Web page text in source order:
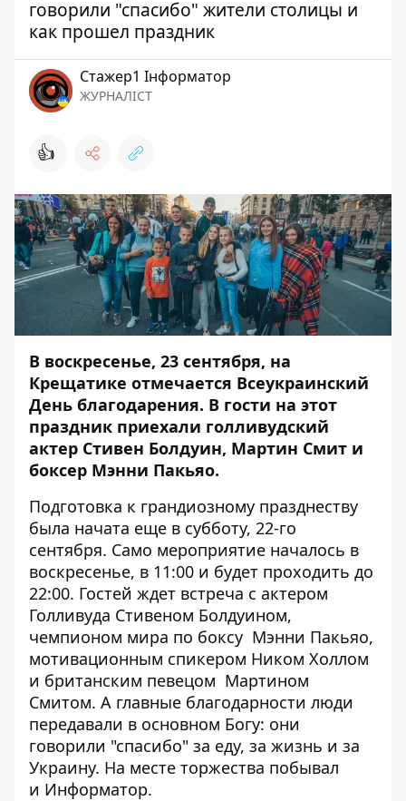
говорили "спасибо" жители столицы и
как прошел праздник
Стажер1 Інформатор
ЖУРНАЛІСТ
👍
В воскресенье, 23 сентября, на
Крещатике отмечается Всеукраинский
День благодарения. В гости на этот
праздник приехали голливудский
актер Стивен Болдуин, Мартин Смит и
боксер Мэнни Пакьяо.
Подготовка к грандиозному празднеству
была начата еще в субботу, 22-го
сентября. Само мероприятие началось в
воскресенье, в 11:00 и будет проходить до
22:00. Гостей ждет встреча с актером
Голливуда Стивеном Болдуином,
чемпионом мира по боксу Мэнни Пакьяо,
мотивационным спикером Ником Холлом
и британским певецом Мартином
Смитом. А главные благодарности люди
передавали в основном Богу: они
говорили "спасибо" за еду, за жизнь и за
Украину. На месте торжества побывал
и Информатор.